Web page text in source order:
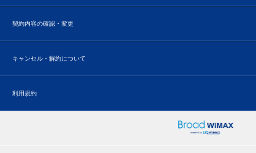
契約内容の確認・変更
キャンセル・解約について
利用規約